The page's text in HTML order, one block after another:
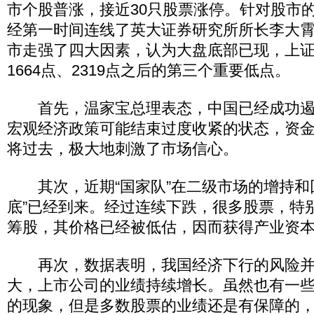
市个股普涨，接近30只股票涨停。针对股市
经第一时间连线了英大证券研究所所长李大
市走强了四大因素，认为大盘底部已现，上
1664点、2319点之后的第三个重要低点。
首先，温家宝总理表态，中国已经成功
宏观经济政策可能结束过度收紧的状态，资
将过去，极大地刺激了市场信心。
其次，近期“国家队”在二级市场的增持和
底”已经到来。经过连续下跌，很多股票，特
筹股，其价格已经被低估，因而获得产业资
再次，数据表明，我国经济下行的风险
大，上市公司的业绩持续增长。虽然也有一
的现象，但是多数股票的业绩还是有保障的